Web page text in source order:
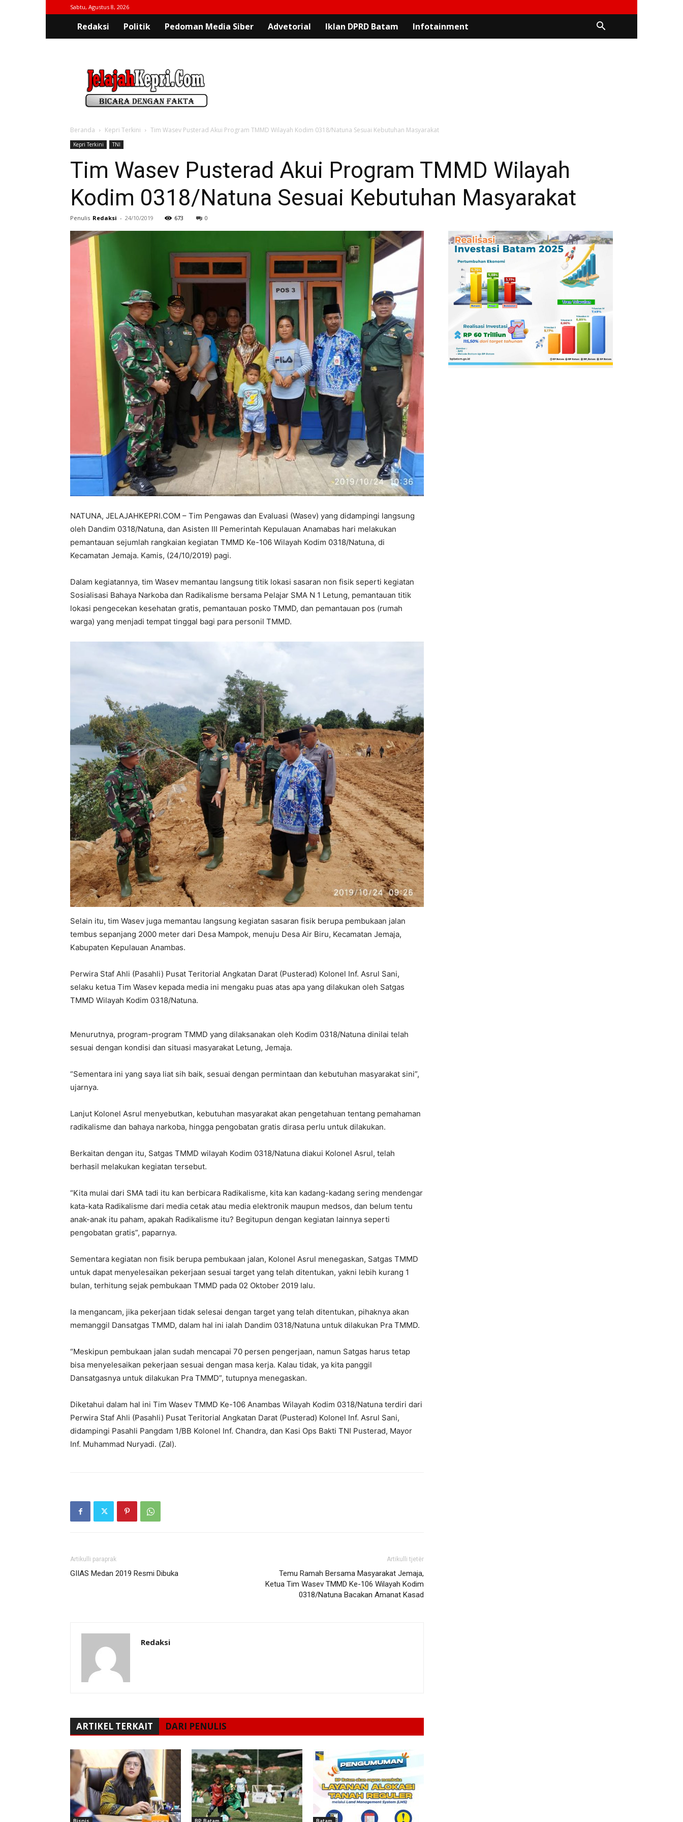
Sabtu, Agustus 8, 2026
Redaksi Politik Pedoman Media Siber Advetorial Iklan DPRD Batam Infotainment
Beranda Kepri Terkini Tim Wasev Pusterad Akui Program TMMD Wilayah Kodim 0318/Natuna Sesuai Kebutuhan Masyarakat
Kepri Terkini TNI
Tim Wasev Pusterad Akui Program TMMD Wilayah
Kodim 0318/Natuna Sesuai Kebutuhan Masyarakat
Penulis Redaksi - 24/10/2019 673 0
NATUNA, JELAJAHKEPRI.COM – Tim Pengawas dan Evaluasi (Wasev) yang didampingi langsung
oleh Dandim 0318/Natuna, dan Asisten III Pemerintah Kepulauan Anamabas hari melakukan
pemantauan sejumlah rangkaian kegiatan TMMD Ke-106 Wilayah Kodim 0318/Natuna, di
Kecamatan Jemaja. Kamis, (24/10/2019) pagi.
Dalam kegiatannya, tim Wasev memantau langsung titik lokasi sasaran non fisik seperti kegiatan
Sosialisasi Bahaya Narkoba dan Radikalisme bersama Pelajar SMA N 1 Letung, pemantauan titik
lokasi pengecekan kesehatan gratis, pemantauan posko TMMD, dan pemantauan pos (rumah
warga) yang menjadi tempat tinggal bagi para personil TMMD.
Selain itu, tim Wasev juga memantau langsung kegiatan sasaran fisik berupa pembukaan jalan
tembus sepanjang 2000 meter dari Desa Mampok, menuju Desa Air Biru, Kecamatan Jemaja,
Kabupaten Kepulauan Anambas.
Perwira Staf Ahli (Pasahli) Pusat Teritorial Angkatan Darat (Pusterad) Kolonel Inf. Asrul Sani,
selaku ketua Tim Wasev kepada media ini mengaku puas atas apa yang dilakukan oleh Satgas
TMMD Wilayah Kodim 0318/Natuna.
Menurutnya, program-program TMMD yang dilaksanakan oleh Kodim 0318/Natuna dinilai telah
sesuai dengan kondisi dan situasi masyarakat Letung, Jemaja.
“Sementara ini yang saya liat sih baik, sesuai dengan permintaan dan kebutuhan masyarakat sini”,
ujarnya.
Lanjut Kolonel Asrul menyebutkan, kebutuhan masyarakat akan pengetahuan tentang pemahaman
radikalisme dan bahaya narkoba, hingga pengobatan gratis dirasa perlu untuk dilakukan.
Berkaitan dengan itu, Satgas TMMD wilayah Kodim 0318/Natuna diakui Kolonel Asrul, telah
berhasil melakukan kegiatan tersebut.
“Kita mulai dari SMA tadi itu kan berbicara Radikalisme, kita kan kadang-kadang sering mendengar
kata-kata Radikalisme dari media cetak atau media elektronik maupun medsos, dan belum tentu
anak-anak itu paham, apakah Radikalisme itu? Begitupun dengan kegiatan lainnya seperti
pengobatan gratis”, paparnya.
Sementara kegiatan non fisik berupa pembukaan jalan, Kolonel Asrul menegaskan, Satgas TMMD
untuk dapat menyelesaikan pekerjaan sesuai target yang telah ditentukan, yakni lebih kurang 1
bulan, terhitung sejak pembukaan TMMD pada 02 Oktober 2019 lalu.
Ia mengancam, jika pekerjaan tidak selesai dengan target yang telah ditentukan, pihaknya akan
memanggil Dansatgas TMMD, dalam hal ini ialah Dandim 0318/Natuna untuk dilakukan Pra TMMD.
“Meskipun pembukaan jalan sudah mencapai 70 persen pengerjaan, namun Satgas harus tetap
bisa menyelesaikan pekerjaan sesuai dengan masa kerja. Kalau tidak, ya kita panggil
Dansatgasnya untuk dilakukan Pra TMMD”, tutupnya menegaskan.
Diketahui dalam hal ini Tim Wasev TMMD Ke-106 Anambas Wilayah Kodim 0318/Natuna terdiri dari
Perwira Staf Ahli (Pasahli) Pusat Teritorial Angkatan Darat (Pusterad) Kolonel Inf. Asrul Sani,
didampingi Pasahli Pangdam 1/BB Kolonel Inf. Chandra, dan Kasi Ops Bakti TNI Pusterad, Mayor
Inf. Muhammad Nuryadi. (Zal).
Artikulli paraprak
GIIAS Medan 2019 Resmi Dibuka
Artikulli tjetër
Temu Ramah Bersama Masyarakat Jemaja,
Ketua Tim Wasev TMMD Ke-106 Wilayah Kodim
0318/Natuna Bacakan Amanat Kasad
Redaksi
ARTIKEL TERKAIT DARI PENULIS